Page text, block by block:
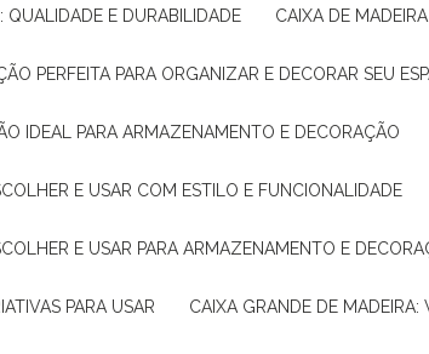
QUALIDADE E DURABILIDADE CAIXA DE
PERFEITA PARA ORGANIZAR E DECORAR SEU
IDEAL PARA ARMAZENAMENTO E DECORAÇÃO
E USAR COM ESTILO E FUNCIONALIDADE
E USAR PARA ARMAZENAMENTO E
PARA USAR CAIXA GRANDE DE